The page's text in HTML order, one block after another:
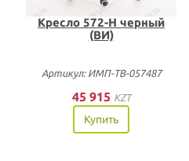
Кресло 572-Н черный
(ВИ)
Артикул: ИМП-ТВ-057487
45 915 KZT
Купить